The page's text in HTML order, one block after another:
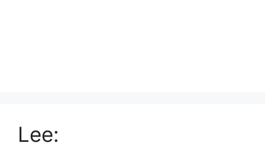
Lee: